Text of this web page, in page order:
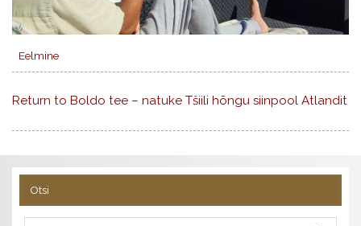
Eelmine
Return to Boldo tee – natuke Tšiili hõngu siinpool Atlandit
Otsi